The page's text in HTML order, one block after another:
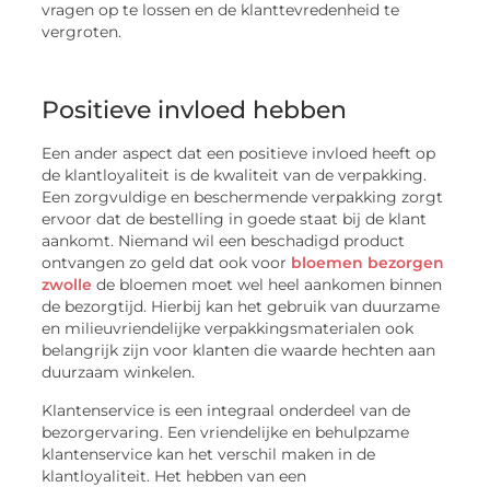
vragen op te lossen en de klanttevredenheid te
vergroten.
Positieve invloed hebben
Een ander aspect dat een positieve invloed heeft op
de klantloyaliteit is de kwaliteit van de verpakking.
Een zorgvuldige en beschermende verpakking zorgt
ervoor dat de bestelling in goede staat bij de klant
aankomt. Niemand wil een beschadigd product
ontvangen zo geld dat ook voor bloemen bezorgen
zwolle de bloemen moet wel heel aankomen binnen
de bezorgtijd. Hierbij kan het gebruik van duurzame
en milieuvriendelijke verpakkingsmaterialen ook
belangrijk zijn voor klanten die waarde hechten aan
duurzaam winkelen.
Klantenservice is een integraal onderdeel van de
bezorgervaring. Een vriendelijke en behulpzame
klantenservice kan het verschil maken in de
klantloyaliteit. Het hebben van een